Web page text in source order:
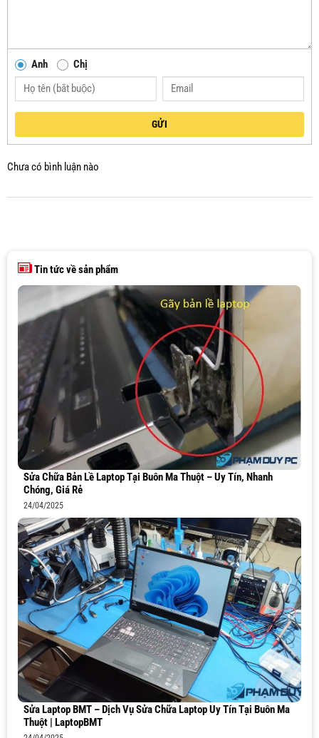
Anh Chị
GỬI
Chưa có bình luận nào
Tin tức về sản phẩm
Sửa Chữa Bản Lề Laptop Tại Buôn Ma Thuột – Uy Tín, Nhanh
Chóng, Giá Rẻ
24/04/2025
Sửa Laptop BMT – Dịch Vụ Sửa Chữa Laptop Uy Tín Tại Buôn Ma
Thuột | LaptopBMT